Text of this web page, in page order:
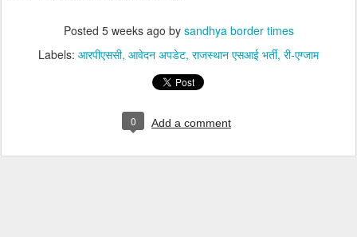
Posted 5 weeks ago by sandhya border times
Labels: आरपीएससी आवेदन अपडेट राजस्थान एसआई भर्ती री-एग्जाम
0 Add a comment